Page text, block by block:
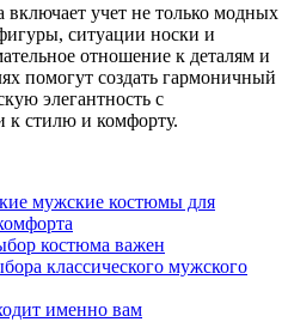
учет не только модных
ситуации носки и
отношение к деталям и
помогут создать гармоничный
элегантность с
к стилю и комфорту.
мужские костюмы для
костюма важен
классического мужского
именно вам